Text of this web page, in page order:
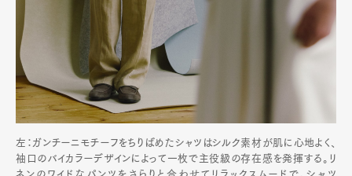
左：ガンチーニモチーフをちりばめたシャツはシルク素材が肌に心地よく、
袖口のバイカラーデザインによって一枚で主役級の存在感を発揮する。リ
ネンのワイドなパンツをさらりと合わせてリラックスムードで。シャツ